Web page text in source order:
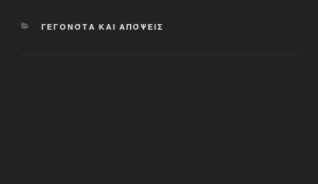
CATEGORIES
ΓΕΓΟΝΌΤΑ ΚΑΙ ΑΠΌΨΕΙΣ